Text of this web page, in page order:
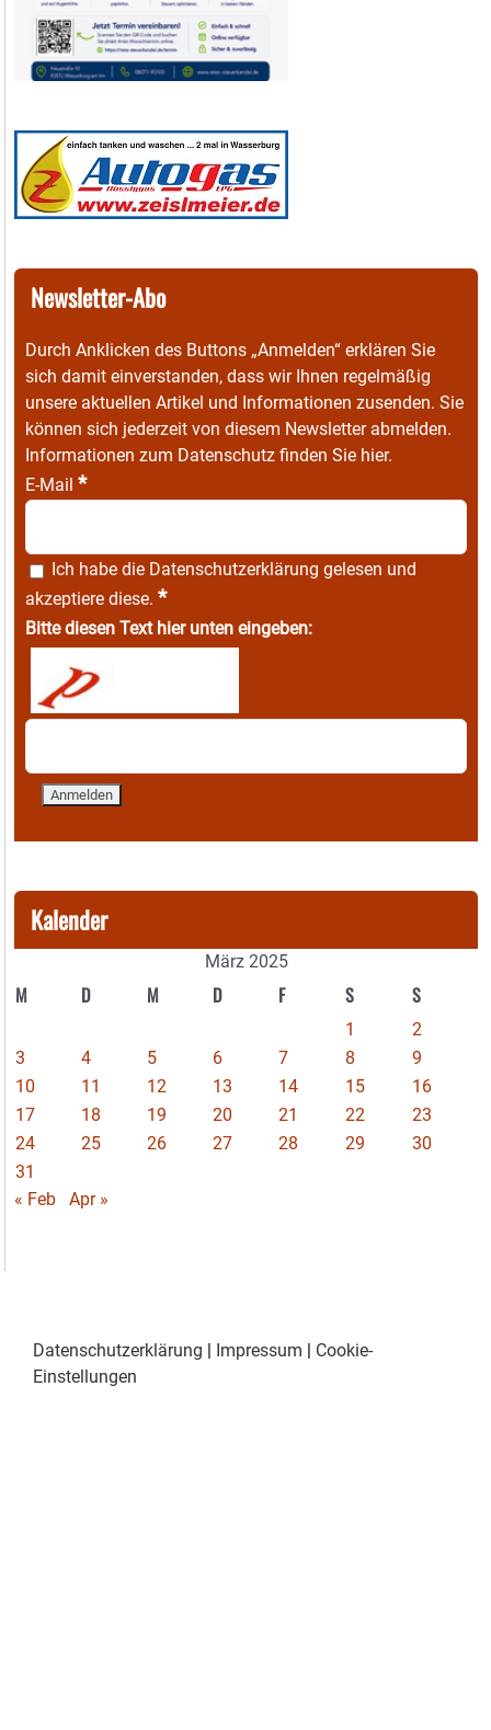
Newsletter-Abo
Durch Anklicken des Buttons „Anmelden“ erklären Sie
sich damit einverstanden, dass wir Ihnen regelmäßig
unsere aktuellen Artikel und Informationen zusenden. Sie
können sich jederzeit von diesem Newsletter abmelden.
Informationen zum Datenschutz finden Sie hier.
E-Mail *
Ich habe die Datenschutzerklärung gelesen und
akzeptiere diese. *
Bitte diesen Text hier unten eingeben:
Kalender
März 2025
M D M D F S S
1
2
3
4 5 6 7 8
9
10
11 12 13 14 15
16
17
18 19 20 21 22
23
24
25 26 27 28 29
30
31
« Feb
Apr »
Datenschutzerklärung Impressum
Cookie-
Einstellungen